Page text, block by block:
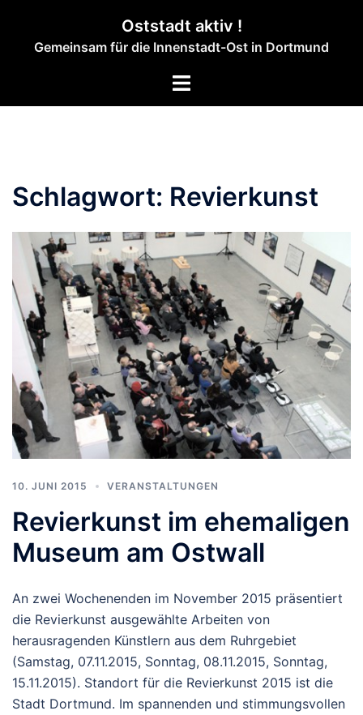
springen
Oststadt aktiv !
Gemeinsam für die Innenstadt-Ost in Dortmund
Menü
Schlagwort: Revierkunst
10. JUNI 2015 VERANSTALTUNGEN
Revierkunst im ehemaligen
Museum am Ostwall
An zwei Wochenenden im November 2015 präsentiert
die Revierkunst ausgewählte Arbeiten von
herausragenden Künstlern aus dem Ruhrgebiet
(Samstag, 07.11.2015, Sonntag, 08.11.2015, Sonntag,
15.11.2015). Standort für die Revierkunst 2015 ist die
Stadt Dortmund. Im spannenden und stimmungsvollen